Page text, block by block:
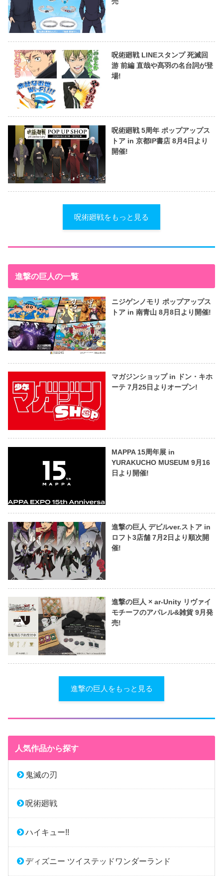
呪術廻戦 LINEスタンプ 死滅回
游 前編 直哉や髙羽の名台詞が登
場!
呪術廻戦 5周年 ポップアップス
トア in 京都IP書店 8月4日より
開催!
呪術廻戦をもっと見る
進撃の巨人の一覧
ニジゲンノモリ ポップアップス
トア in 南青山 8月8日より開催!
マガジンショップ in ドン・キホ
ーテ 7月25日よりオープン!
MAPPA 15周年展 in
YURAKUCHO MUSEUM 9月16
日より開催!
進撃の巨人 デビルver.ストア in
ロフト3店舗 7月2日より順次開
催!
進撃の巨人 × ar-Unity リヴァイ
モチーフのアパレル&雑貨 9月発
売!
進撃の巨人をもっと見る
人気作品から探す
鬼滅の刃
呪術廻戦
ハイキュー!!
ディズニー ツイステッドワンダーランド